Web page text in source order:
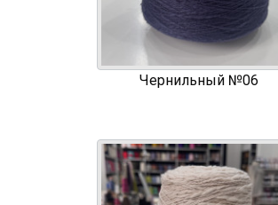
Чернильный №06